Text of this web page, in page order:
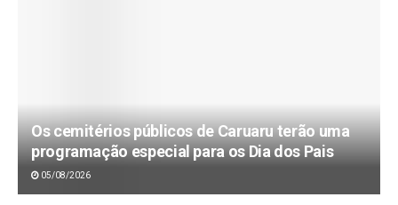
Os cemitérios públicos de Caruaru terão uma
programação especial para os Dia dos Pais
05/08/2026